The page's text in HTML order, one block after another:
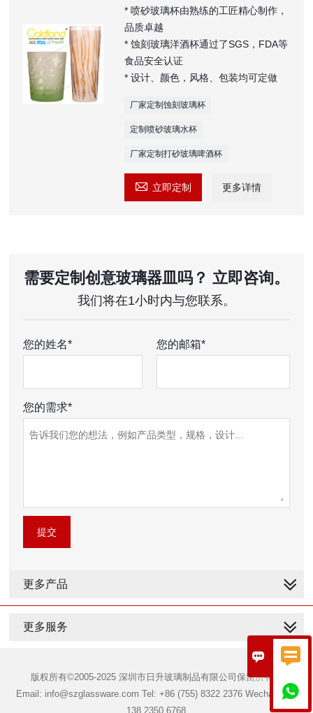
 

* 喷砂玻璃杯由熟练的工匠精心制作，
品质卓越
* 蚀刻玻璃洋酒杯通过了SGS，FDA等
食品安全认证
* 设计、颜色，风格、包装均可定做
厂家定制蚀刻玻璃杯
定制喷砂玻璃水杯
厂家定制打砂玻璃啤酒杯
 立即定制 更多详情
需要定制创意玻璃器皿吗？ 立即咨询。
我们将在1小时内与您联系。
您的姓名* 您的邮箱*
您的需求*
提交
更多产品
更多服务
版权所有©2005-2025 深圳市日升玻璃制品有限公司保留所有权
Email: info@szglassware.com Tel: +86 (755) 8322 2376 Wechat: +86
138 2350 6768